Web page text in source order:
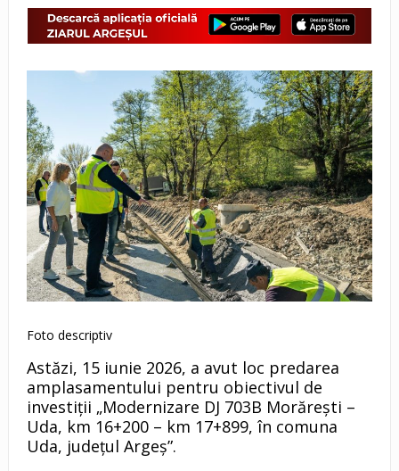
Foto descriptiv
Astăzi, 15 iunie 2026, a avut loc predarea
amplasamentului pentru obiectivul de
investiții „Modernizare DJ 703B Morărești –
Uda, km 16+200 – km 17+899, în comuna
Uda, județul Argeș”.